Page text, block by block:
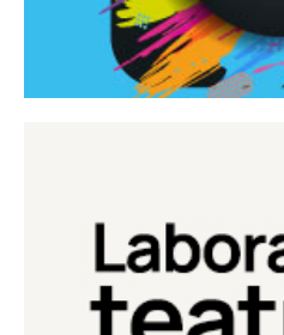
Laboratorio di teatro del